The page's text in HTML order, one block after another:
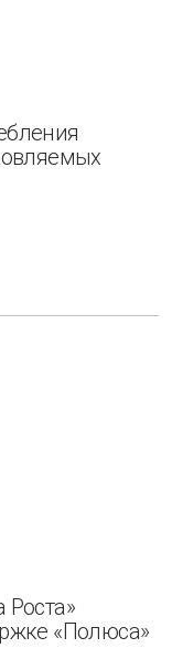
Роста»
«Полюса»